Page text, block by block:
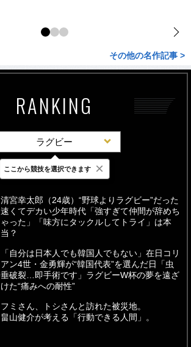
その他の名作記事 >
RANKING
ラグビー
最新 24時間 週間
清宮幸太郎（24歳）“野球よりラグビー”だった
速くてデカい少年時代「強すぎて仲間が辞めち
ゃった」「味方にタックルしてトライ」は本
当？
「自分は日本人でも韓国人でもない」在日コリ
アン4世・金勇輝が“韓国代表”を選んだ日「虫
垂破裂…即手術です」ラグビーW杯の夢を遠ざ
けた“痛みへの耐性”
フミさん、トシさんと訪れた被災地。
畠山健介が考える「行動できる人間」。
ここから競技を選択できます ×